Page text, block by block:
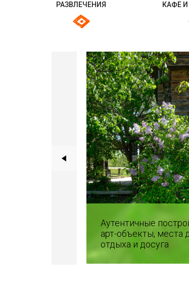
РАЗВЛЕЧЕНИЯ КАФЕ
Аутентичные
арт-объекты, места
отдыха и досуга